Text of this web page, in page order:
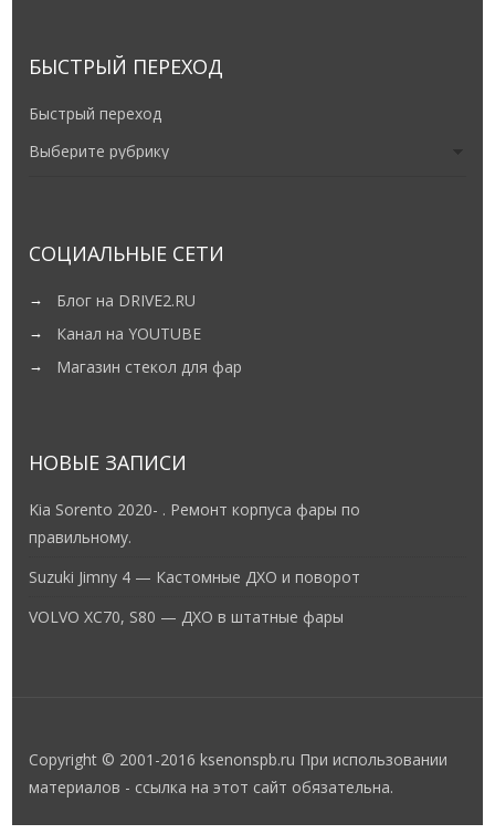
БЫСТРЫЙ ПЕРЕХОД
Быстрый переход
СОЦИАЛЬНЫЕ СЕТИ
Блог на DRIVE2.RU
Канал на YOUTUBE
Магазин стекол для фар
НОВЫЕ ЗАПИСИ
Kia Sorento 2020- . Ремонт корпуса фары по
правильному.
Suzuki Jimny 4 — Кастомные ДХО и поворот
VOLVO XC70, S80 — ДХО в штатные фары
Copyright © 2001-2016 ksenonspb.ru При использовании
материалов - ссылка на этот сайт обязательна.